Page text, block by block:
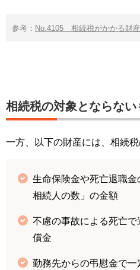
参考： No.4105 相続税がかかる財
相続税の対象とならない
一方、以下の財産には、相続税
生命保険金や死亡退職
相続人の数」の金額
不慮の事故による死亡
償金
勤務先からの弔慰金で一